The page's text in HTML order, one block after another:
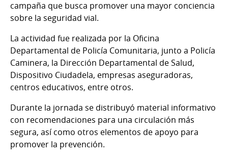
campaña que busca promover una mayor conciencia
sobre la seguridad vial.
La actividad fue realizada por la Oficina
Departamental de Policía Comunitaria, junto a Policía
Caminera, la Dirección Departamental de Salud,
Dispositivo Ciudadela, empresas aseguradoras,
centros educativos, entre otros.
Durante la jornada se distribuyó material informativo
con recomendaciones para una circulación más
segura, así como otros elementos de apoyo para
promover la prevención.